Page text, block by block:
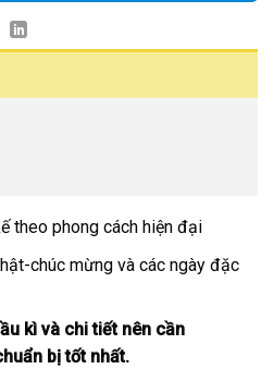
theo phong cách hiện đại
chúc mừng và các ngày đặc
kì và chi tiết nên cần
bị tốt nhất.